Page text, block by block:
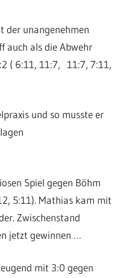
der unangenehmen
auch als die Abwehr
( 6:11, 11:7, 11:7, 7:11,
und so musste er
Spiel gegen Böhm
5:11). Mathias kam mit
Zwischenstand
jetzt gewinnen …
mit 3:0 gegen